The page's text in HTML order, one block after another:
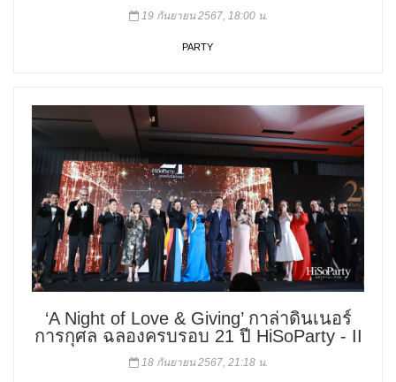
19 กันยายน 2567, 18:00 น.
PARTY
‘A Night of Love & Giving’ กาล่าดินเนอร์
การกุศล ฉลองครบรอบ 21 ปี HiSoParty - II
18 กันยายน 2567, 21:18 น.